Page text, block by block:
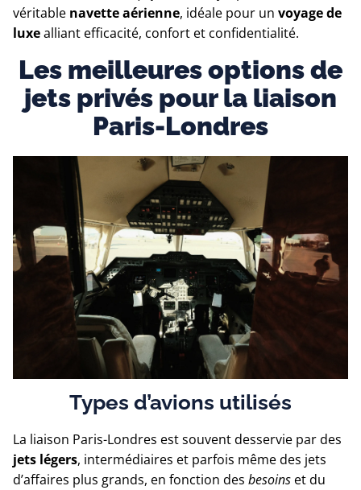
véritable navette aérienne, idéale pour un voyage de
luxealliant efficacité, confort et confidentialité.
Les meilleures options de
jets privés pour la liaison
Paris-Londres
Types d’avions utilisés
La liaison Paris-Londres est souvent desservie par des
jets légers, intermédiaires et parfois même des jets
d’affaires plus grands, en fonction des besoins et du